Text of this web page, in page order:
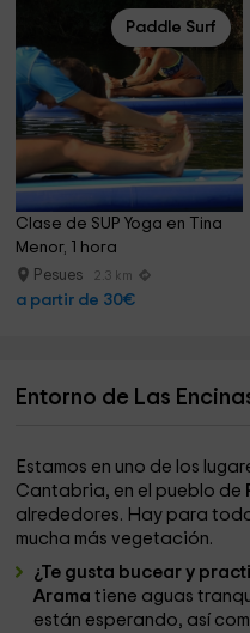
Paddle Surf
Clase de SUP Yoga en Tina
Menor, 1 hora
Pesues 2.3 km
a partir de 30€
Entorno de Las
Estamos en uno de los
Cantabria, en el pueblo de
alrededores. Hay para
mucha más vegetación.
¿Te gusta bucear y
Arama tiene aguas
están esperando, así